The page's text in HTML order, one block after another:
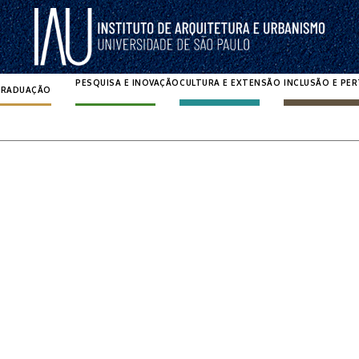
Pesquisar por:
PESQUISA E INOVAÇÃOCULTURA E EXTENSÃO INCLUSÃO E